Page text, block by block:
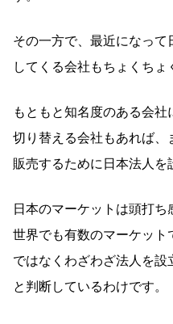
その一方で、最近になって
してくる会社もちょくちょ
もともと知名度のある会
切り替える会社もあれば
販売するために日本法人を
日本のマーケットは頭打
世界でも有数のマーケッ
ではなくわざわざ法人を設
と判断しているわけです。